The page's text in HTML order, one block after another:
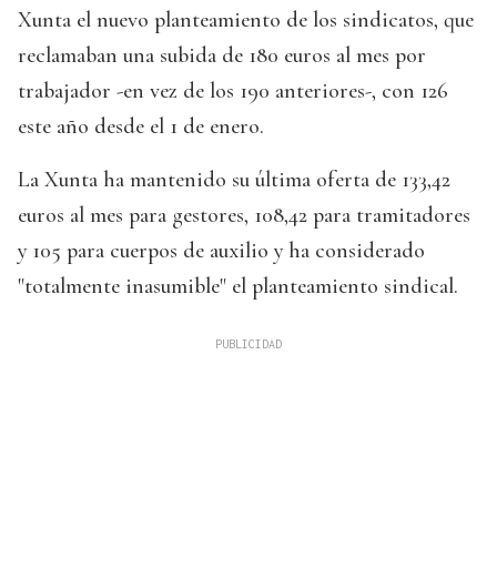
Xunta el nuevo planteamiento de los sindicatos, que
reclamaban una subida de 180 euros al mes por
trabajador -en vez de los 190 anteriores-, con 126
este año desde el 1 de enero.
La Xunta ha mantenido su última oferta de 133,42
euros al mes para gestores, 108,42 para tramitadores
y 105 para cuerpos de auxilio y ha considerado
"totalmente inasumible" el planteamiento sindical.